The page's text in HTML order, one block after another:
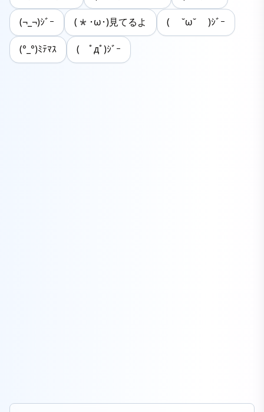
(¬_¬)ｼﾞｰ (*･ω･)見てるよ ( ˘ω˘ )ｼﾞｰ
(°_°)ﾐﾃﾏｽ ( ﾟдﾟ)ｼﾞｰ